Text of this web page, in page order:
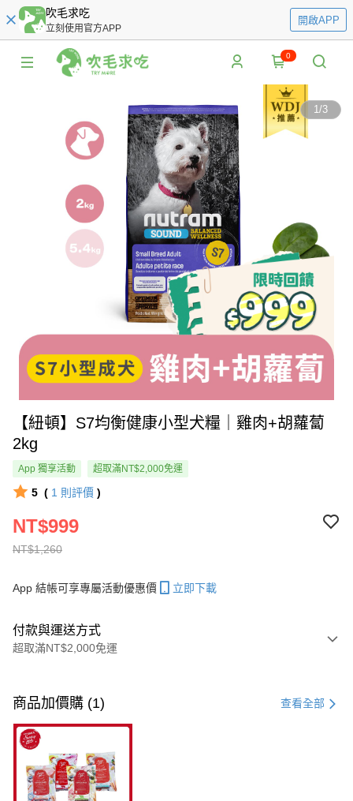
吹毛求吃
立刻使用官方APP
開啟APP
0
1/3
【紐頓】S7均衡健康小型犬糧｜雞肉+胡蘿蔔
2kg
App 獨享活動 超取滿NT$2,000免運
5 ( 1 則評價 )
NT$1,260
NT$999
App 結帳可享專屬活動優惠價 立即下載
付款與運送方式
超取滿NT$2,000免運
信用卡一次付款
超商取貨付款
LINE Pay
Apple Pay
商品加價購 (1) 查看全部